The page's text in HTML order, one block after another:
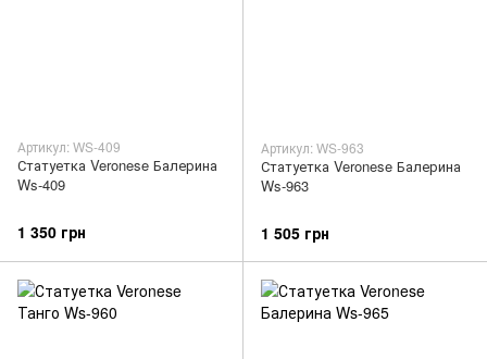
Артикул: WS-409
Статуетка Veronese Балерина
Ws-409
1 350 грн
Артикул: WS-963
Статуетка Veronese Балерина
Ws-963
1 505 грн